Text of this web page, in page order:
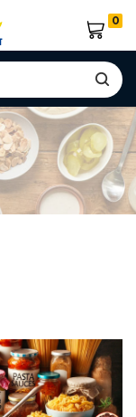
Carrello
0